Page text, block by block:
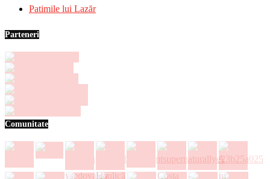
Patimile lui Lazăr
Parteneri
Comunitate